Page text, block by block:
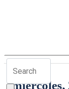
miércoles,